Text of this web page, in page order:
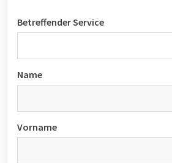
Betreffender Service
Name
Vorname